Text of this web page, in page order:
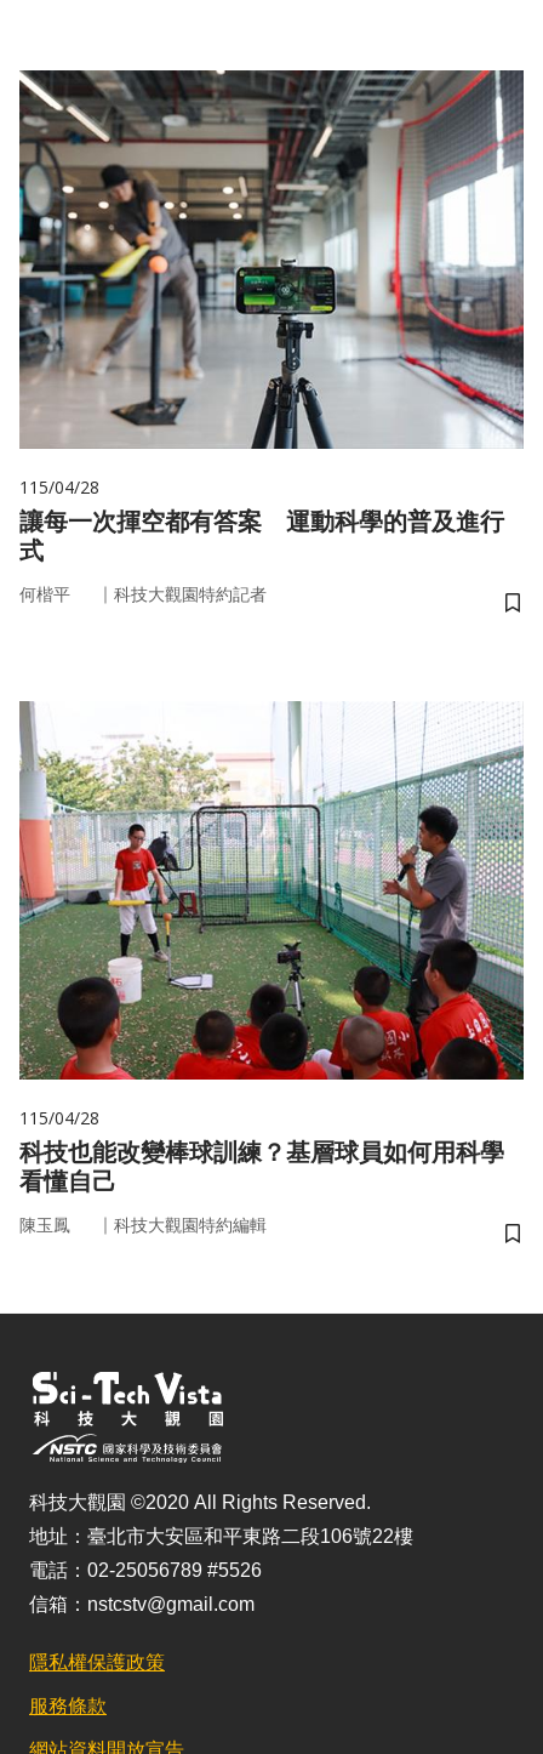
115/04/28
讓每一次揮空都有答案 運動科學的普及進行
式
何楷平 ｜ 科技大觀園特約記者
儲
115/04/28
科技也能改變棒球訓練？基層球員如何用科學
看懂自己
陳玉鳳 ｜ 科技大觀園特約編輯
儲
科技大觀園 ©2020 All Rights Reserved.
地址：臺北市大安區和平東路二段106號22樓
電話：02-25056789 #5526
信箱：nstcstv@gmail.com
隱私權保護政策
服務條款
網站資料開放宣告